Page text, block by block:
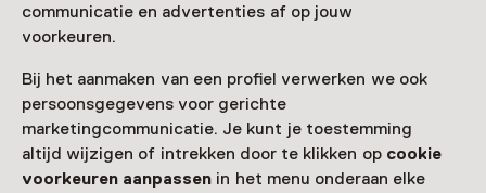
communicatie en advertenties af op jouw
voorkeuren.
Bij het aanmaken van een profiel verwerken we ook
persoonsgegevens voor gerichte
marketingcommunicatie. Je kunt je toestemming
altijd wijzigen of intrekken door te klikken op cookie
voorkeuren aanpassen in het menu onderaan elke